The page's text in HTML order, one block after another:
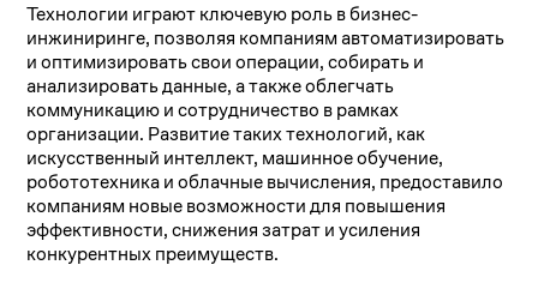
Технологии играют ключевую роль в бизнес-
инжиниринге, позволяя компаниям автоматизировать
и оптимизировать свои операции, собирать и
анализировать данные, а также облегчать
коммуникацию и сотрудничество в рамках
организации. Развитие таких технологий, как
искусственный интеллект, машинное обучение,
робототехника и облачные вычисления, предоставило
компаниям новые возможности для повышения
эффективности, снижения затрат и усиления
конкурентных преимуществ.